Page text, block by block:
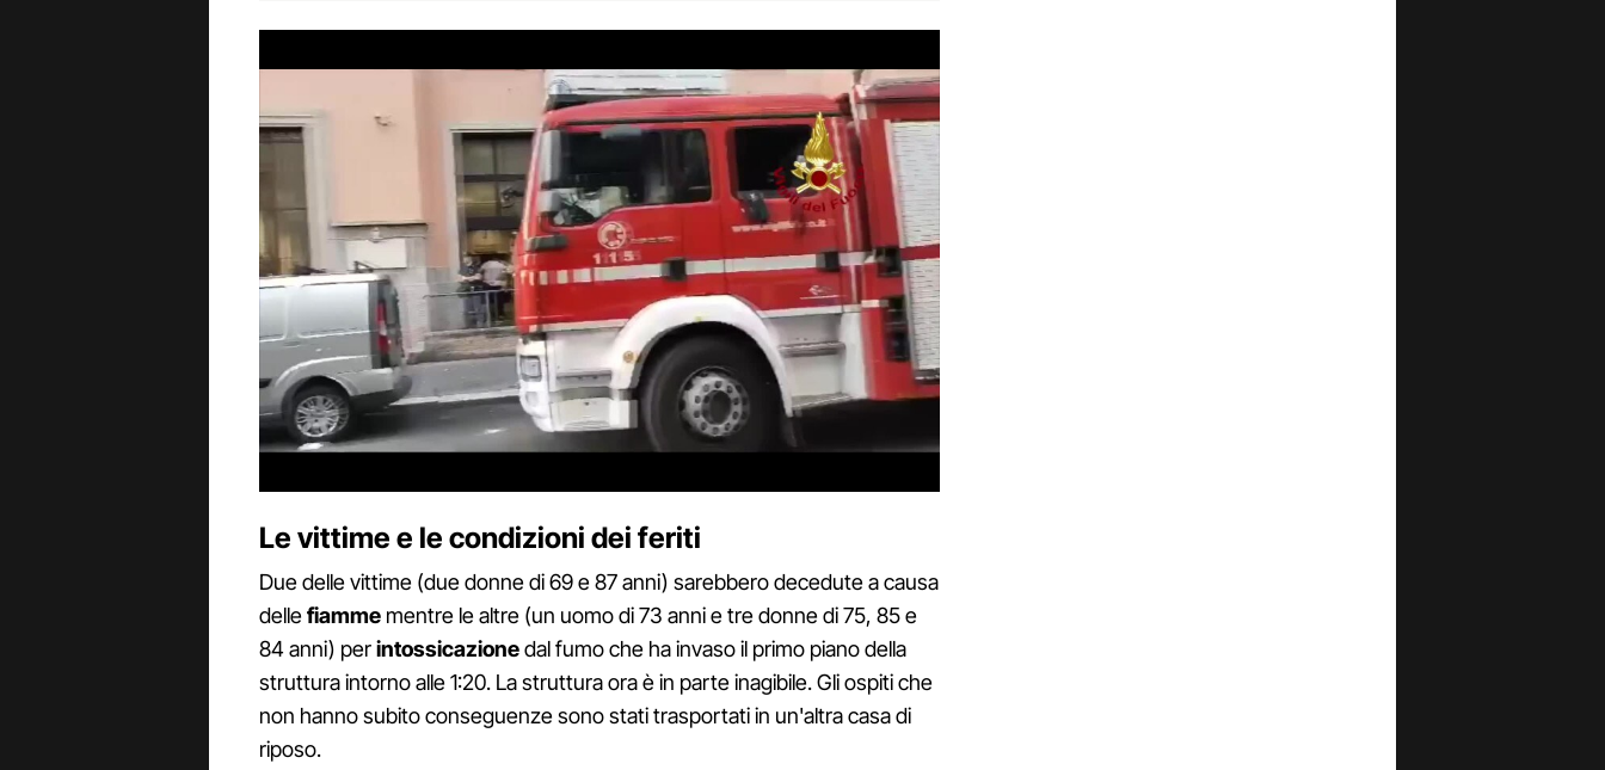
Le vittime e le condizioni dei feriti
Due delle vittime (due donne di 69 e 87 anni) sarebbero decedute a causa
dellefiamme mentre le altre (un uomo di 73 anni e tre donne di 75, 85 e
84 anni) perintossicazionedal fumo che ha invaso il primo piano della
struttura intorno alle 1:20. La struttura ora è in parte inagibile. Gli ospiti che
non hanno subito conseguenze sono stati trasportati in un'altra casa di
riposo.